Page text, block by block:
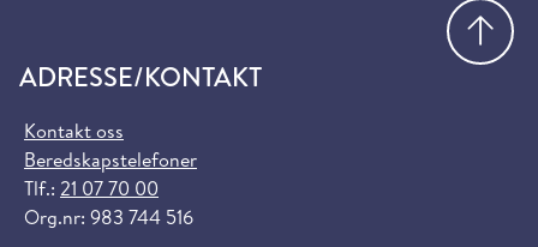
ADRESSE/KONTAKT
Kontakt oss
Beredskapstelefoner
Tlf.: 21 07 70 00
Org.nr: 983 744 516